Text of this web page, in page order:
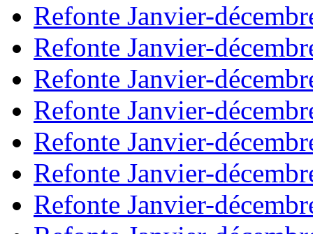
Refonte Janvier-
Refonte Janvier-
Refonte Janvier-
Refonte Janvier-
Refonte Janvier-
Refonte Janvier-
Refonte Janvier-